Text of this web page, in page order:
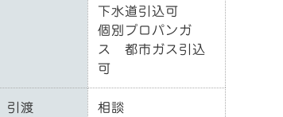
下水道引込可
個別プロパンガ
ス 都市ガス引込
可
引渡 相談